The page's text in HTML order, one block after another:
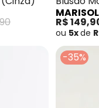
Marisol
MARISOL
R$
ou 5xde
-35%